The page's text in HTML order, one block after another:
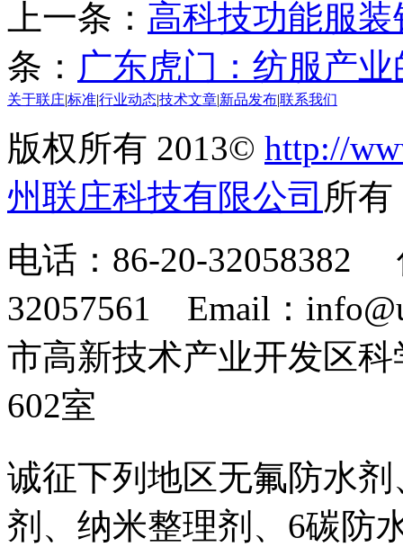
上一条： 高科技功能服
条： 广东虎门：纺服产
关于联庄标准行业动态技术文章 新品发布联系我们
版权所有 2013© http://
州联庄科技有限公司 所
电话：86-20-32058382
32057561 Email：
市高新技术产业开发区
602室
诚征下列地区无氟防水
剂、纳米整理剂、6碳防